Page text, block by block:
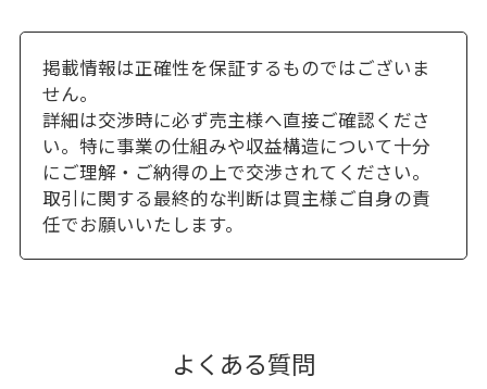
掲載情報は正確性を保証するものではございま
せん。
詳細は交渉時に必ず売主様へ直接ご確認くださ
い。特に事業の仕組みや収益構造について十分
にご理解・ご納得の上で交渉されてください。
取引に関する最終的な判断は買主様ご自身の責
任でお願いいたします。
よくある質問